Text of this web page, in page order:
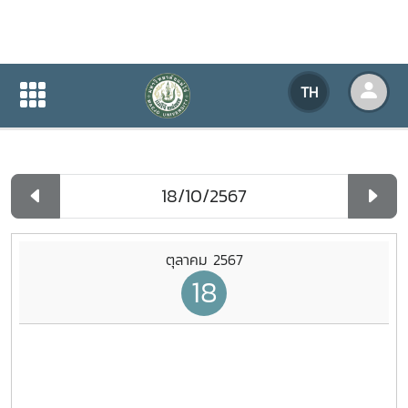
TH
ปฏิทินกิจกรรมของหน่วยงาน
ปฏิทินกิจกรรมของหน่วยงาน
ตุลาคม 2567
18